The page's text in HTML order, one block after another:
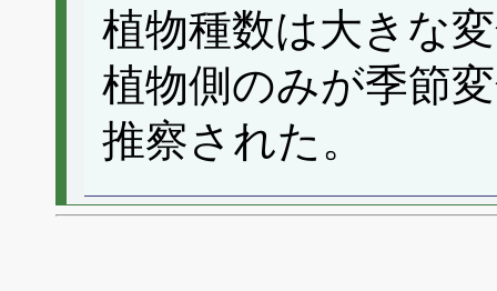
植物種数は大きな
植物側のみが季節
推察された。